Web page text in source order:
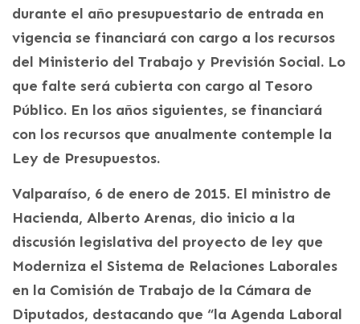
durante el año presupuestario de entrada en
vigencia se financiará con cargo a los recursos
del Ministerio del Trabajo y Previsión Social. Lo
que falte será cubierta con cargo al Tesoro
Público. En los años siguientes, se financiará
con los recursos que anualmente contemple la
Ley de Presupuestos.
Valparaíso, 6 de enero de 2015. El ministro de
Hacienda, Alberto Arenas, dio inicio a la
discusión legislativa del proyecto de ley que
Moderniza el Sistema de Relaciones Laborales
en la Comisión de Trabajo de la Cámara de
Diputados, destacando que “la Agenda Laboral